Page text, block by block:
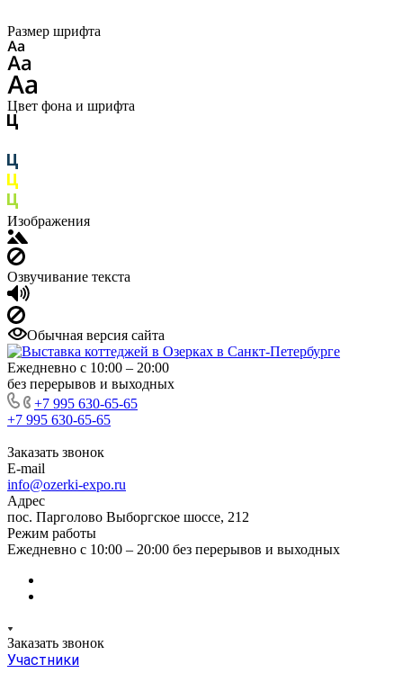
Размер шрифта
Цвет фона и шрифта
Изображения
Озвучивание текста
Обычная версия сайта
Ежедневно с 10:00 – 20:00
без перерывов и выходных
+7 995 630-65-65
+7 995 630-65-65
Заказать звонок
E-mail
info@ozerki-expo.ru
Адрес
пос. Парголово Выборгское шоссе, 212
Режим работы
Ежедневно с 10:00 – 20:00 без перерывов и выходных
Заказать звонок
Участники